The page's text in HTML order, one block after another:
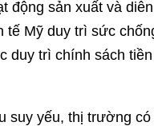
động sản xuất và
tế Mỹ duy trì sức
duy trì chính sách
suy yếu, thị trường